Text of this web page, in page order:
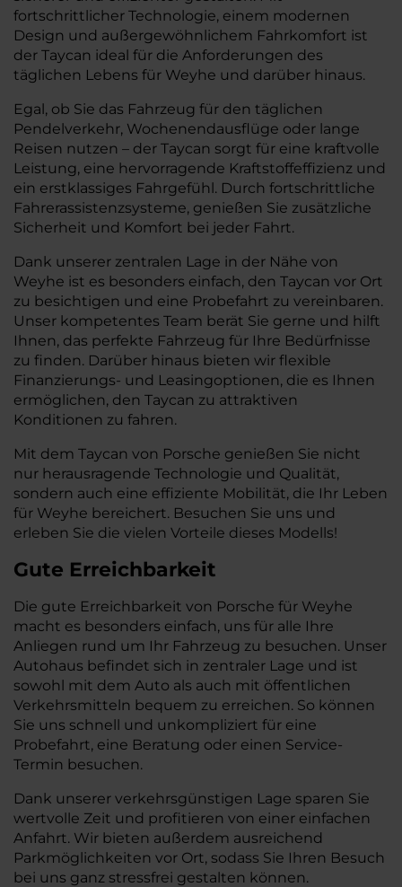
fortschrittlicher Technologie, einem modernen
Design und außergewöhnlichem Fahrkomfort ist
der Taycan ideal für die Anforderungen des
täglichen Lebens für Weyhe und darüber hinaus.
Egal, ob Sie das Fahrzeug für den täglichen
Pendelverkehr, Wochenendausflüge oder lange
Reisen nutzen – der Taycan sorgt für eine kraftvolle
Leistung, eine hervorragende Kraftstoffeffizienz und
ein erstklassiges Fahrgefühl. Durch fortschrittliche
Fahrerassistenzsysteme, genießen Sie zusätzliche
Sicherheit und Komfort bei jeder Fahrt.
Dank unserer zentralen Lage in der Nähe von
Weyhe ist es besonders einfach, den Taycan vor Ort
zu besichtigen und eine Probefahrt zu vereinbaren.
Unser kompetentes Team berät Sie gerne und hilft
Ihnen, das perfekte Fahrzeug für Ihre Bedürfnisse
zu finden. Darüber hinaus bieten wir flexible
Finanzierungs- und Leasingoptionen, die es Ihnen
ermöglichen, den Taycan zu attraktiven
Konditionen zu fahren.
Mit dem Taycan von Porsche genießen Sie nicht
nur herausragende Technologie und Qualität,
sondern auch eine effiziente Mobilität, die Ihr Leben
für Weyhe bereichert. Besuchen Sie uns und
erleben Sie die vielen Vorteile dieses Modells!
Gute Erreichbarkeit
Die gute Erreichbarkeit von Porsche für Weyhe
macht es besonders einfach, uns für alle Ihre
Anliegen rund um Ihr Fahrzeug zu besuchen. Unser
Autohaus befindet sich in zentraler Lage und ist
sowohl mit dem Auto als auch mit öffentlichen
Verkehrsmitteln bequem zu erreichen. So können
Sie uns schnell und unkompliziert für eine
Probefahrt, eine Beratung oder einen Service-
Termin besuchen.
Dank unserer verkehrsgünstigen Lage sparen Sie
wertvolle Zeit und profitieren von einer einfachen
Anfahrt. Wir bieten außerdem ausreichend
Parkmöglichkeiten vor Ort, sodass Sie Ihren Besuch
bei uns ganz stressfrei gestalten können.